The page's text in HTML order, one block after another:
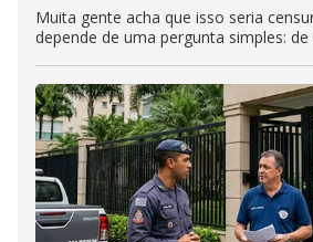
Muita gente acha que isso seria
depende de uma pergunta simples: